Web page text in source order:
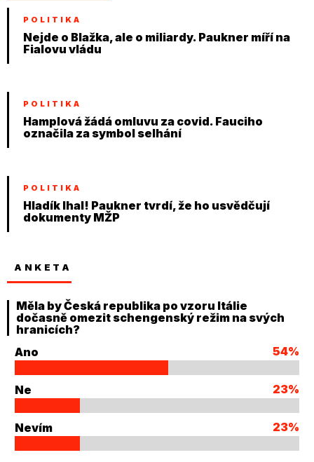
POLITIKA
Nejde o Blažka, ale o miliardy. Paukner míří na
Fialovu vládu
POLITIKA
Hamplová žádá omluvu za covid. Fauciho
označila za symbol selhání
POLITIKA
Hladík lhal! Paukner tvrdí, že ho usvědčují
dokumenty MŽP
ANKETA
Měla by Česká republika po vzoru Itálie
dočasně omezit schengenský režim na svých
hranicích?
Ano
54%
Ne 23%
Nevím 23%